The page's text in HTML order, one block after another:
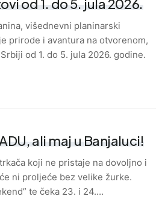
od 1. do 5. jula 2026.
višednevni planinarski
prirode i avantura na otvorenom,
od 1. do 5. jula 2026. godine.
ali maj u Banjaluci!
koji ne pristaje na dovoljno i
ni proljeće bez velike žurke.
te čeka 23. i 24.…